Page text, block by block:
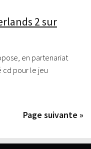
2 sur
en partenariat
cd pour le jeu
Page suivante »